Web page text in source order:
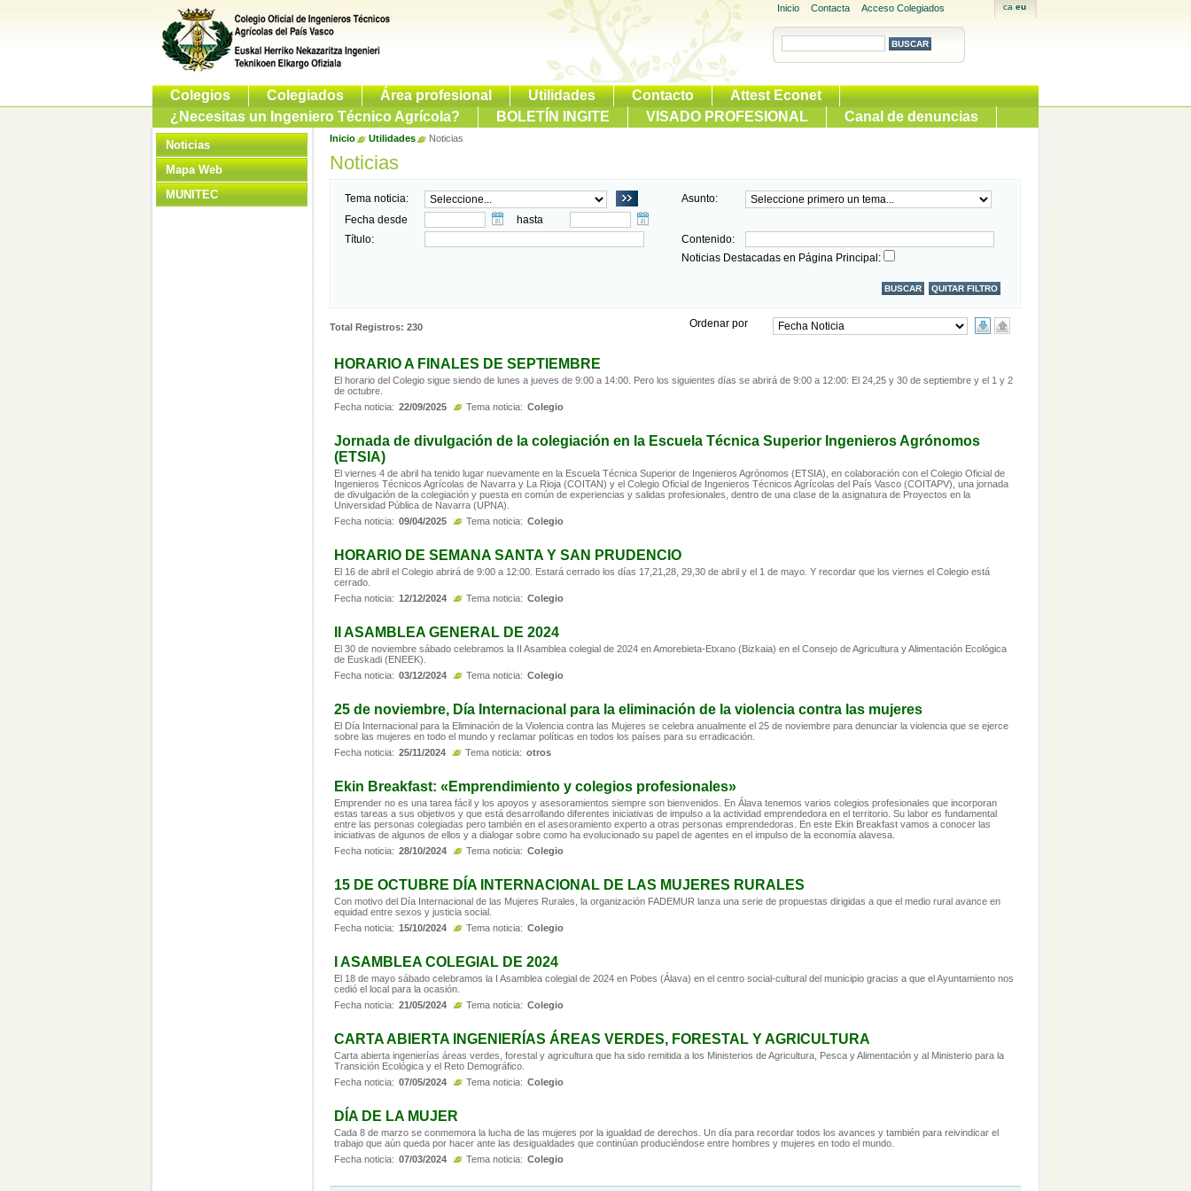
Inicio Contacta Acceso Colegiados
Colegios Colegiados Área profesional Utilidades Contacto
Attest Econet
¿Necesitas un Ingeniero Técnico Agrícola?
BOLETÍN INGITE VISADO PROFESIONAL Canal de denuncias
Noticias
Mapa Web
MUNITEC
Inicio Utilidades Noticias
Noticias
Tema noticia:
Asunto:
Fecha desde
hasta
Contenido:
Título:
Noticias Destacadas en Página Principal:
Total Registros: 230 Ordenar por
HORARIO A FINALES DE SEPTIEMBRE
El horario del Colegio sigue siendo de lunes a jueves de 9:00 a 14:00. Pero los siguientes días se abrirá de 9:00 a 12:00: El 24,25 y 30 de septiembre y el 1 y 2
de octubre.
Fecha noticia: 22/09/2025 Tema noticia: Colegio
Jornada de divulgación de la colegiación en la Escuela Técnica Superior Ingenieros Agrónomos
(ETSIA)
El viernes 4 de abril ha tenido lugar nuevamente en la Escuela Técnica Superior de Ingenieros Agrónomos (ETSIA), en colaboración con el Colegio Oficial de
Ingenieros Técnicos Agrícolas de Navarra y La Rioja (COITAN) y el Colegio Oficial de Ingenieros Técnicos Agrícolas del País Vasco (COITAPV), una jornada
de divulgación de la colegiación y puesta en común de experiencias y salidas profesionales, dentro de una clase de la asignatura de Proyectos en la
Universidad Pública de Navarra (UPNA).
Fecha noticia: 09/04/2025 Tema noticia: Colegio
HORARIO DE SEMANA SANTA Y SAN PRUDENCIO
El 16 de abril el Colegio abrirá de 9:00 a 12:00. Estará cerrado los días 17,21,28, 29,30 de abril y el 1 de mayo. Y recordar que los viernes el Colegio está
cerrado.
Fecha noticia: 12/12/2024 Tema noticia: Colegio
II ASAMBLEA GENERAL DE 2024
El 30 de noviembre sábado celebramos la II Asamblea colegial de 2024 en Amorebieta-Etxano (Bizkaia) en el Consejo de Agricultura y Alimentación Ecológica
de Euskadi (ENEEK).
Fecha noticia: 03/12/2024 Tema noticia: Colegio
25 de noviembre, Día Internacional para la eliminación de la violencia contra las mujeres
El Día Internacional para la Eliminación de la Violencia contra las Mujeres se celebra anualmente el 25 de noviembre para denunciar la violencia que se ejerce
sobre las mujeres en todo el mundo y reclamar políticas en todos los países para su erradicación.
Fecha noticia: 25/11/2024 Tema noticia: otros
Ekin Breakfast: «Emprendimiento y colegios profesionales»
Emprender no es una tarea fácil y los apoyos y asesoramientos siempre son bienvenidos. En Álava tenemos varios colegios profesionales que incorporan
estas tareas a sus objetivos y que está desarrollando diferentes iniciativas de impulso a la actividad emprendedora en el territorio. Su labor es fundamental
entre las personas colegiadas pero también en el asesoramiento experto a otras personas emprendedoras. En este Ekin Breakfast vamos a conocer las
iniciativas de algunos de ellos y a dialogar sobre como ha evolucionado su papel de agentes en el impulso de la economía alavesa.
Fecha noticia: 28/10/2024 Tema noticia: Colegio
15 DE OCTUBRE DÍA INTERNACIONAL DE LAS MUJERES RURALES
Con motivo del Día Internacional de las Mujeres Rurales, la organización FADEMUR lanza una serie de propuestas dirigidas a que el medio rural avance en
equidad entre sexos y justicia social.
Fecha noticia: 15/10/2024 Tema noticia: Colegio
I ASAMBLEA COLEGIAL DE 2024
El 18 de mayo sábado celebramos la I Asamblea colegial de 2024 en Pobes (Álava) en el centro social-cultural del municipio gracias a que el Ayuntamiento nos
cedió el local para la ocasión.
Fecha noticia: 21/05/2024 Tema noticia: Colegio
CARTA ABIERTA INGENIERÍAS ÁREAS VERDES, FORESTAL Y AGRICULTURA
Carta abierta ingenierías áreas verdes, forestal y agricultura que ha sido remitida a los Ministerios de Agricultura, Pesca y Alimentación y al Ministerio para la
Transición Ecológica y el Reto Demográfico.
Fecha noticia: 07/05/2024 Tema noticia: Colegio
DÍA DE LA MUJER
Cada 8 de marzo se conmemora la lucha de las mujeres por la igualdad de derechos. Un día para recordar todos los avances y también para reivindicar el
trabajo que aún queda por hacer ante las desigualdades que continúan produciéndose entre hombres y mujeres en todo el mundo.
Fecha noticia: 07/03/2024 Tema noticia: Colegio